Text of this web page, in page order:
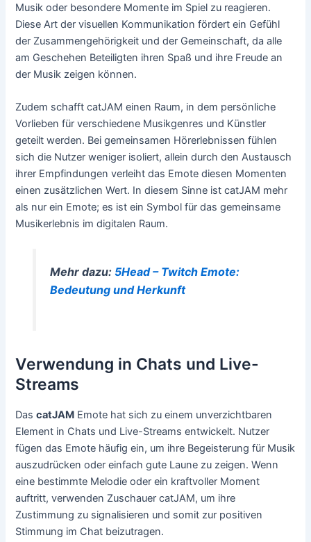
Musik oder besondere Momente im Spiel zu reagieren.
Diese Art der visuellen Kommunikation fördert ein Gefühl
der Zusammengehörigkeit und der Gemeinschaft, da alle
am Geschehen Beteiligten ihren Spaß und ihre Freude an
der Musik zeigen können.
Zudem schafft catJAM einen Raum, in dem persönliche
Vorlieben für verschiedene Musikgenres und Künstler
geteilt werden. Bei gemeinsamen Hörerlebnissen fühlen
sich die Nutzer weniger isoliert, allein durch den Austausch
ihrer Empfindungen verleiht das Emote diesen Momenten
einen zusätzlichen Wert. In diesem Sinne ist catJAM mehr
als nur ein Emote; es ist ein Symbol für das gemeinsame
Musikerlebnis im digitalen Raum.
Mehr dazu: 5Head – Twitch Emote:
Bedeutung und Herkunft
Verwendung in Chats und Live-
Streams
DascatJAM Emote hat sich zu einem unverzichtbaren
Element in Chats und Live-Streams entwickelt. Nutzer
fügen das Emote häufig ein, um ihre Begeisterung für Musik
auszudrücken oder einfach gute Laune zu zeigen. Wenn
eine bestimmte Melodie oder ein kraftvoller Moment
auftritt, verwenden Zuschauer catJAM, um ihre
Zustimmung zu signalisieren und somit zur positiven
Stimmung im Chat beizutragen.